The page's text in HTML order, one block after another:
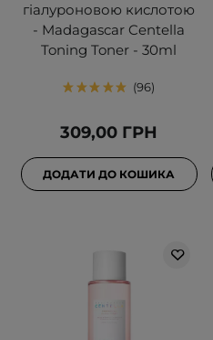
гіалуроновою кислотою
- Madagascar Centella
Toning Toner - 30ml
96
309,00 ГРН
ДОДАТИ ДО КОШИКА